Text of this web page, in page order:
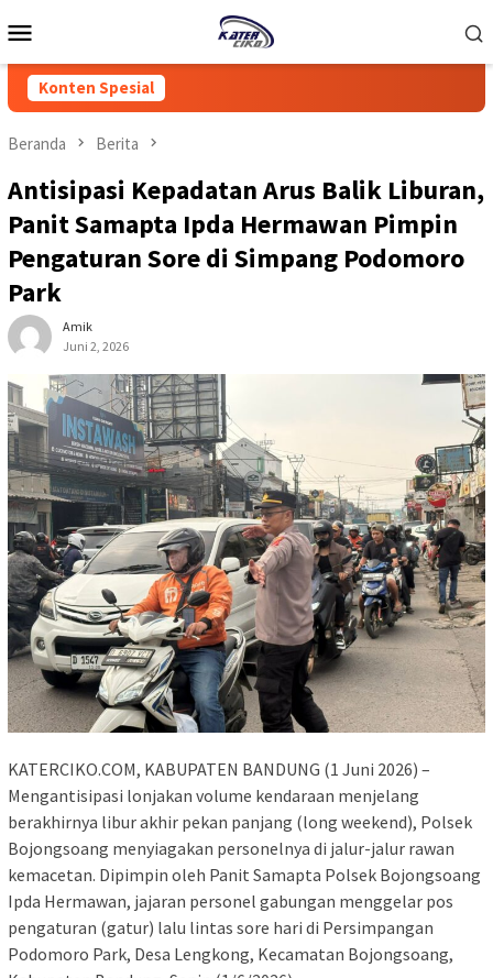
ke
Mobile
Konten Spesial
Beranda Berita
Antisipasi Kepadatan Arus Balik Liburan,
Panit Samapta Ipda Hermawan Pimpin
Pengaturan Sore di Simpang Podomoro
Park
Amik
Juni 2, 2026
KATERCIKO.COM, KABUPATEN BANDUNG (1 Juni 2026) –
Mengantisipasi lonjakan volume kendaraan menjelang
berakhirnya libur akhir pekan panjang (long weekend), Polsek
Bojongsoang menyiagakan personelnya di jalur-jalur rawan
kemacetan. Dipimpin oleh Panit Samapta Polsek Bojongsoang
Ipda Hermawan, jajaran personel gabungan menggelar pos
pengaturan (gatur) lalu lintas sore hari di Persimpangan
Podomoro Park, Desa Lengkong, Kecamatan Bojongsoang,